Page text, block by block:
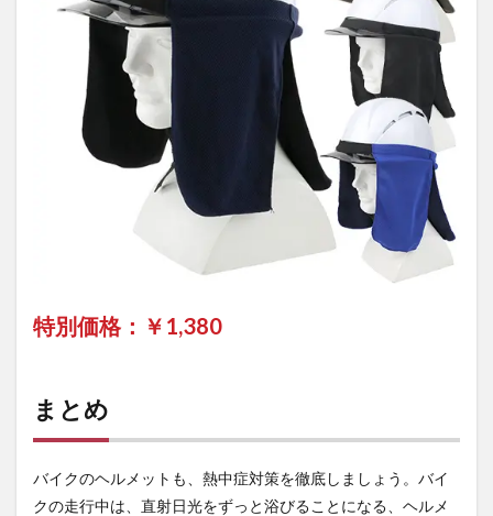
特別価格：￥ 1,380
まとめ
バイクのヘルメットも、熱中症対策を徹底しましょう。バイ
クの走行中は、直射日光をずっと浴びることになる、ヘルメ